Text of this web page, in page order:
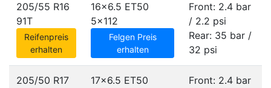
205/55 R16
91T
Reifenpreis
erhalten
16x6.5 ET50
5x112
Felgen Preis
erhalten
Front: 2.4 bar
/ 2.2 psi
Rear: 35 bar /
32 psi
205/50 R17
17x6.5 ET50
Front: 2.4 bar